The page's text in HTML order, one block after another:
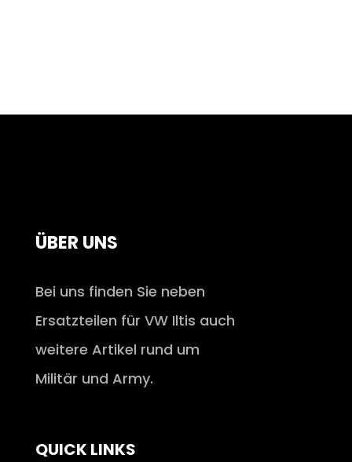
ÜBER UNS
Bei uns finden Sie neben
Ersatzteilen für VW Iltis auch
weitere Artikel rund um
Militär und Army.
QUICK LINKS